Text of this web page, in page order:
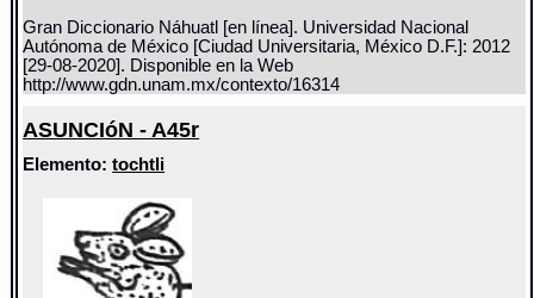
Gran Diccionario Náhuatl [en línea]. Universidad Nacional
Autónoma de México [Ciudad Universitaria, México D.F.]: 2012
[29-08-2020]. Disponible en la Web
http://www.gdn.unam.mx/contexto/16314
ASUNCIóN - A45r
Elemento:tochtli